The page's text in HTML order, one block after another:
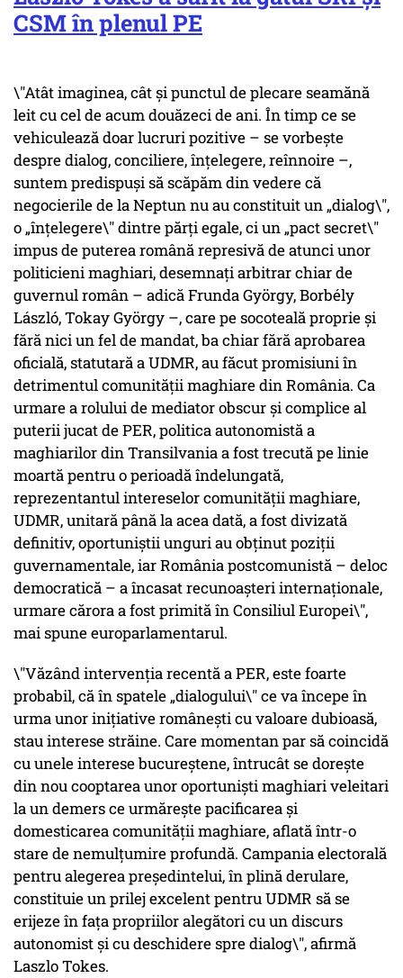
CSM în plenul PE
\"Atât imaginea, cât şi punctul de plecare seamănă
leit cu cel de acum douăzeci de ani. În timp ce se
vehiculează doar lucruri pozitive – se vorbeşte
despre dialog, conciliere, înţelegere, reînnoire –,
suntem predispuşi să scăpăm din vedere că
negocierile de la Neptun nu au constituit un „dialog\",
o „înţelegere\" dintre părţi egale, ci un „pact secret\"
impus de puterea română represivă de atunci unor
politicieni maghiari, desemnaţi arbitrar chiar de
guvernul român – adică Frunda György, Borbély
László, Tokay György –, care pe socoteală proprie şi
fără nici un fel de mandat, ba chiar fără aprobarea
oficială, statutară a UDMR, au făcut promisiuni în
detrimentul comunității maghiare din România. Ca
urmare a rolului de mediator obscur şi complice al
puterii jucat de PER, politica autonomistă a
maghiarilor din Transilvania a fost trecută pe linie
moartă pentru o perioadă îndelungată,
reprezentantul intereselor comunității maghiare,
UDMR, unitară până la acea dată, a fost divizată
definitiv, oportuniștii unguri au obținut poziții
guvernamentale, iar România postcomunistă – deloc
democratică – a încasat recunoașteri internaționale,
urmare cărora a fost primită în Consiliul Europei\",
mai spune europarlamentarul.
\"Văzând intervenţia recentă a PER, este foarte
probabil, că în spatele „dialogului\" ce va începe în
urma unor iniţiative româneşti cu valoare dubioasă,
stau interese străine. Care momentan par să coincidă
cu unele interese bucureştene, întrucât se doreşte
din nou cooptarea unor oportuniști maghiari veleitari
la un demers ce urmărește pacificarea şi
domesticarea comunităţii maghiare, aflată într-o
stare de nemulţumire profundă. Campania electorală
pentru alegerea preşedintelui, în plină derulare,
constituie un prilej excelent pentru UDMR să se
erijeze în fața propriilor alegători cu un discurs
autonomist și cu deschidere spre dialog\", afirmă
Laszlo Tokes.